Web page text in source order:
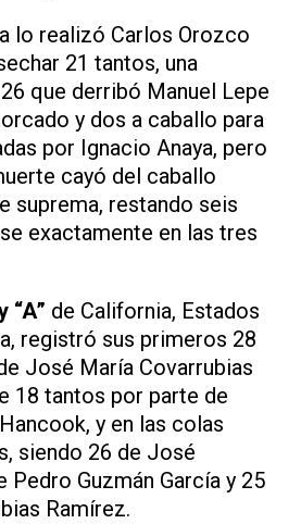
lo realizó Carlos Orozco
21 tantos, una
que derribó Manuel Lepe
y dos a caballo para
por Ignacio Anaya, pero
cayó del caballo
suprema, restando seis
exactamente en las tres
“A” de California, Estados
registró sus primeros 28
José María Covarrubias
18 tantos por parte de
y en las colas
siendo 26 de José
Pedro Guzmán García y 25
Ramírez.